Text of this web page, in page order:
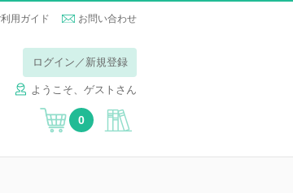
用ガイド お問い合わせ
ログイン／新規登録
ようこそ、ゲストさん
0